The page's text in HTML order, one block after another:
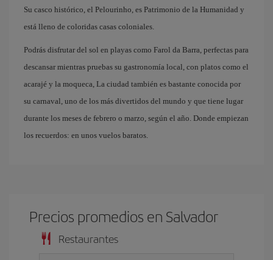
Su casco histórico, el Pelourinho, es Patrimonio de la Humanidad y
está lleno de coloridas casas coloniales.
Podrás disfrutar del sol en playas como Farol da Barra, perfectas para
descansar mientras pruebas su gastronomía local, con platos como el
acarajé y la moqueca, La ciudad también es bastante conocida por
su carnaval, uno de los más divertidos del mundo y que tiene lugar
durante los meses de febrero o marzo, según el año. Donde empiezan
los recuerdos: en unos vuelos baratos.
Precios promedios en Salvador
Restaurantes